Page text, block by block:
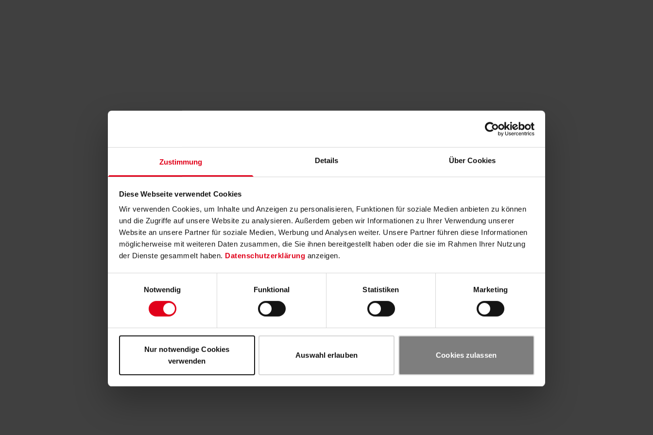
Zustimmung Details Über Cookies
Diese Webseite verwendet Cookies
Wir verwenden Cookies, um Inhalte und Anzeigen zu personalisieren, Funktionen für soziale Medien anbieten zu können
und die Zugriffe auf unsere Website zu analysieren. Außerdem geben wir Informationen zu Ihrer Verwendung unserer
Website an unsere Partner für soziale Medien, Werbung und Analysen weiter. Unsere Partner führen diese Informationen
möglicherweise mit weiteren Daten zusammen, die Sie ihnen bereitgestellt haben oder die sie im Rahmen Ihrer Nutzung
der Dienste gesammelt haben. Datenschutzerklärung anzeigen.
Notwendig
Funktional Statistiken Marketing
Nur notwendige Cookies
verwenden
Auswahl erlauben Cookies zulassen